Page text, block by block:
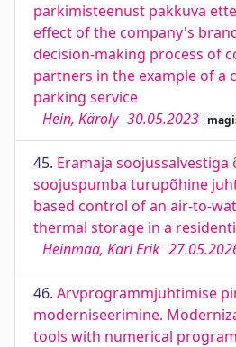
parkimisteenust pakkuva
effect of the company's
decision-making process of
partners in the example of a
parking service
Hein, Käroly 30.05.2023
45. Eramaja soojussalvestiga
soojuspumba turupõhine
based control of an air-to-
thermal storage in a
Heinmaa, Karl Erik
46. Arvprogrammjuhtimise
moderniseerimine.
tools with numerical